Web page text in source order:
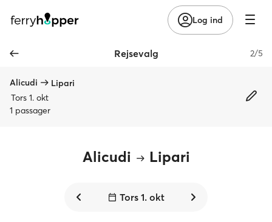
Log ind
Rejsevalg 2/5
Alicudi
Lipari
Tors 1. okt
1 passager
Alicudi Lipari
Tors 1. okt